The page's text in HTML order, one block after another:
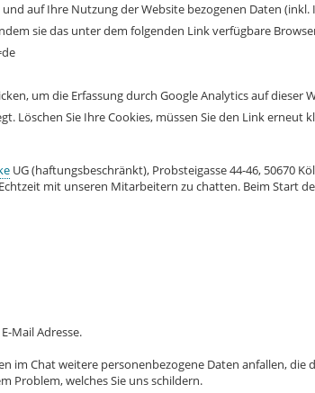
auf Ihre Nutzung der Website bezogenen Daten (inkl.
sie das unter dem folgenden Link verfügbare
um die Erfassung durch Google Analytics auf dieser
Löschen Sie Ihre Cookies, müssen Sie den Link erneut
UG (haftungsbeschränkt), Probsteigasse 44-46, 50670
mit unseren Mitarbeitern zu chatten. Beim Start
Mail Adresse.
im Chat weitere personenbezogene Daten anfallen, die
Problem, welches Sie uns schildern.